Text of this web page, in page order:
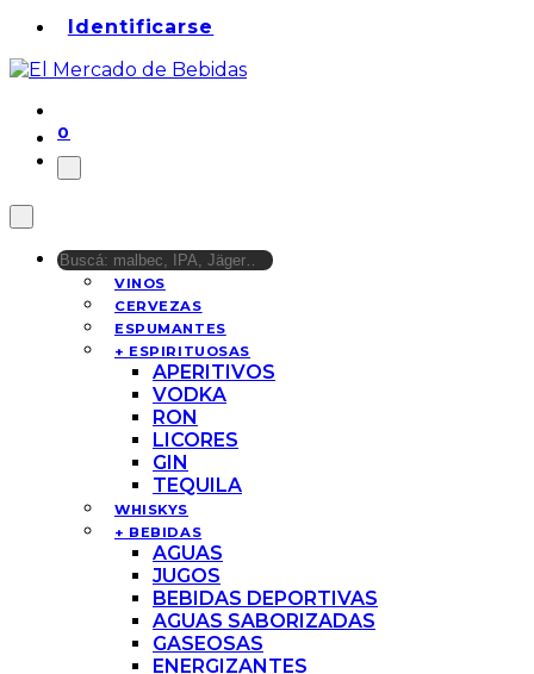
Identificarse
0
VINOS
CERVEZAS
ESPUMANTES
+ ESPIRITUOSAS
APERITIVOS
VODKA
RON
LICORES
GIN
TEQUILA
WHISKYS
+ BEBIDAS
AGUAS
JUGOS
BEBIDAS DEPORTIVAS
AGUAS SABORIZADAS
GASEOSAS
ENERGIZANTES